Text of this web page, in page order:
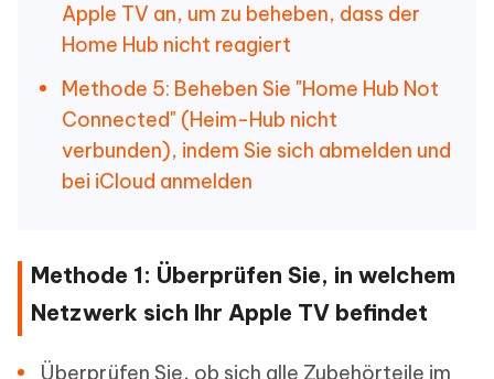
Apple TV an, um zu beheben, dass der
Home Hub nicht reagiert
Methode 5: Beheben Sie "Home Hub Not
Connected" (Heim-Hub nicht
verbunden), indem Sie sich abmelden und
bei iCloud anmelden
Methode 1: Überprüfen Sie, in welchem
Netzwerk sich Ihr Apple TV befindet
Überprüfen Sie, ob sich alle Zubehörteile im